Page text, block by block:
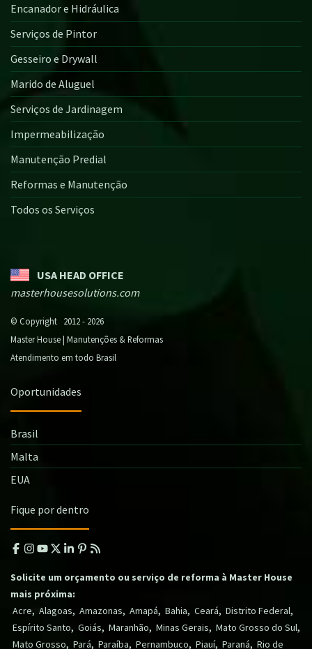
Encanador e Hidráulica
Serviços de Pintor
Gesseiro e Drywall
Marido de Aluguel
Serviços de Jardinagem
Impermeabilização
Manutenção Predial
Reformas e Manutenção
Todos os Serviços
USA HEAD OFFICE
masterhousesolutions.com
© Copyright 2012 - 2026
Master House | Manutenções & Reformas
Atendimento em todo Brasil
Oportunidades
Brasil
Malta
EUA
Fique por dentro
Solicite um orçamento ou serviço de reforma à Master House
mais próxima:
Acre, Alagoas, Amazonas, Amapá, Bahia, Ceará, Distrito Federal,
Espírito Santo, Goiás, Maranhão, Minas Gerais, Mato Grosso do Sul,
Mato Grosso, Pará, Paraíba, Pernambuco, Piauí, Paraná, Rio de